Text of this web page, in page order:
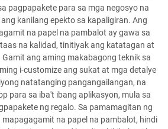
pagpapakete para sa mga negosyo na
kanilang epekto sa kapaligiran. Ang
na papel na pambalot ay gawa sa
na kalidad, tinitiyak ang katatagan at
ang aming makabagong teknik sa
i-customize ang sukat at mga detalye
natatanging pangangailangan, na
para sa iba't ibang aplikasyon, mula sa
ng regalo. Sa pamamagitan ng
na papel na pambalot, hindi